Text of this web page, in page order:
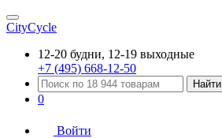
CityCycle
12-20 будни, 12-19 выходные
+7 (495) 668-12-50
Найти
0
Войти